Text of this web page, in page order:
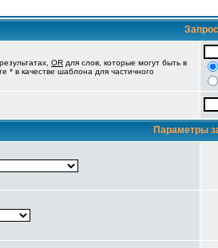
Запрос
OR для слов, которые могут быть в
* в качестве шаблона для частичного
Параметры